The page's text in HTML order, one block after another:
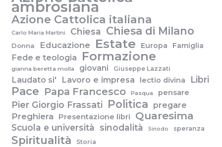
ambrosiana
Azione Cattolica italiana
Carlo Maria Martini Chiesa Chiesa di Milano
Donna Educazione Estate Europa Famiglia
Fede e teologia Formazione
gianna beretta molla giovani Giuseppe Lazzati
Laudato si' Lavoro e impresa lectio divina Libri
Pace Papa Francesco Pasqua pensare
Pier Giorgio Frassati Politica pregare
Preghiera
Presentazione libri Quaresima
Scuola e università sinodalità Sinodo speranza
Spiritualità Storia